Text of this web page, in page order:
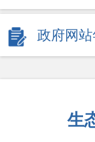
政府网
生